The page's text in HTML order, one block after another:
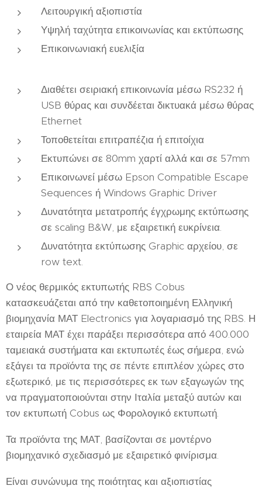
Λειτουργική αξιοπιστία
Υψηλή ταχύτητα επικοινωνίας και εκτύπωσης
Επικοινωνιακή ευελιξία
Διαθέτει σειριακή επικοινωνία μέσω RS232 ή
USB θύρας και συνδέεται δικτυακά μέσω θύρας
Ethernet
Τοποθετείται επιτραπέζια ή επιτοίχια
Εκτυπώνει σε 80mm χαρτί αλλά και σε 57mm
Επικοινωνεί μέσω Epson Compatible Escape
Sequences ή Windows Graphic Driver
Δυνατότητα μετατροπής έγχρωμης εκτύπωσης
σε scaling B&W, με εξαιρετική ευκρίνεια.
Δυνατότητα εκτύπωσης Graphic αρχείου, σε
row text.
Ο νέος θερμικός εκτυπωτής RBS Cobus
κατασκευάζεται από την καθετοποιημένη Ελληνική
βιομηχανία ΜΑΤ Electronics για λογαριασμό της RBS. Η
εταιρεία ΜΑΤ έχει παράξει περισσότερα από 400.000
ταμειακά συστήματα και εκτυπωτές έως σήμερα, ενώ
εξάγει τα προϊόντα της σε πέντε επιπλέον χώρες στο
εξωτερικό, με τις περισσότερες εκ των εξαγωγών της
να πραγματοποιούνται στην Ιταλία μεταξύ αυτών και
τον εκτυπωτή Cobus ως Φορολογικό εκτυπωτή.
Τα προϊόντα της ΜΑΤ, βασίζονται σε μοντέρνο
βιομηχανικό σχεδιασμό με εξαιρετικό φινίρισμα.
Είναι συνώνυμα της ποιότητας και αξιοπιστίας